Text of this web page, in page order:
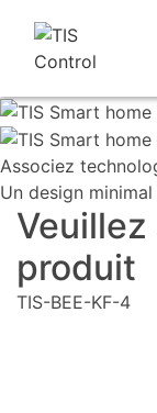
Associez
Un design
produit
TIS-BEE-KF-4